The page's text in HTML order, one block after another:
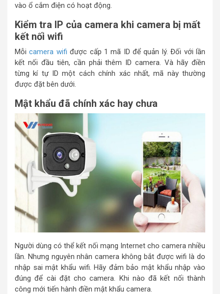
vào ổ cắm điện có hoạt động.
Kiểm tra IP của camera khi camera bị mất
kết nối wifi
Mỗi camera wifiđược cấp 1 mã ID để quản lý. Đối với lần
kết nối đầu tiên, cần phải thêm ID camera. Và hãy điền
từng kí tự ID một cách chính xác nhất, mã này thường
được đặt bên dưới.
Mật khẩu đã chính xác hay chưa
Người dùng có thể kết nối mạng Internet cho camera nhiều
lần. Nhưng nguyên nhân camera không bắt được wifi là do
nhập sai mật khẩu wifi. Hãy đảm bảo mật khẩu nhập vào
đúng để cài đặt cho camera. Khi nào đã kết nối thành
công mới tiến hành điền mật khẩu camera.